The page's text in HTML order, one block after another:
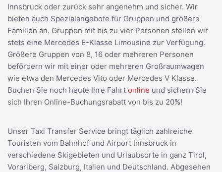
Innsbruck oder zurück sehr angenehm und sicher. Wir
bieten auch Spezialangebote für Gruppen und größere
Familien an. Gruppen mit bis zu vier Personen stellen wir
stets eine Mercedes E-Klasse Limousine zur Verfügung.
Größere Gruppen von 8, 16 oder mehreren Personen
befördern wir mit einer oder mehreren Großraumwagen
wie etwa den Mercedes Vito oder Mercedes V Klasse.
Buchen Sie noch heute Ihre Fahrt online und sichern Sie
sich Ihren Online-Buchungsrabatt von bis zu 20%!
Unser Taxi Transfer Service bringt täglich zahlreiche
Touristen vom Bahnhof und Airport Innsbruck in
verschiedene Skigebieten und Urlaubsorte in ganz Tirol,
Vorarlberg, Salzburg, Italien und Deutschland. Abgesehen